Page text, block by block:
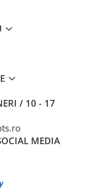
/ 10 - 17
MEDIA